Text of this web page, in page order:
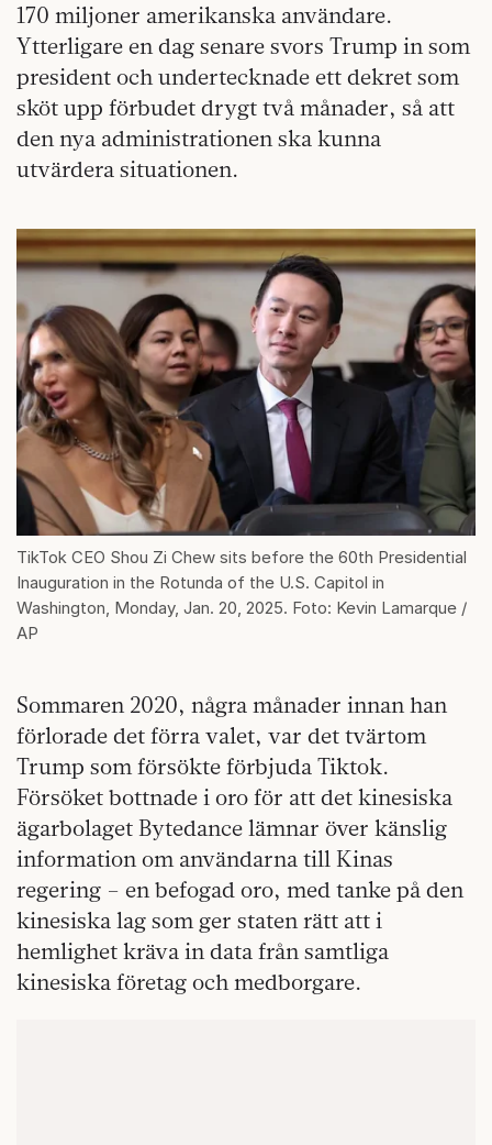
170 miljoner amerikanska användare.
Ytterligare en dag senare svors Trump in som
president och undertecknade ett dekret som
sköt upp förbudet drygt två månader, så att
den nya administrationen ska kunna
utvärdera situationen.
TikTok CEO Shou Zi Chew sits before the 60th Presidential
Inauguration in the Rotunda of the U.S. Capitol in
Washington, Monday, Jan. 20, 2025. Foto: Kevin Lamarque /
AP
Sommaren 2020, några månader innan han
förlorade det förra valet, var det tvärtom
Trump som försökte förbjuda Tiktok.
Försöket bottnade i oro för att det kinesiska
ägarbolaget Bytedance lämnar över känslig
information om användarna till Kinas
regering – en befogad oro, med tanke på den
kinesiska lag som ger staten rätt att i
hemlighet kräva in data från samtliga
kinesiska företag och medborgare.